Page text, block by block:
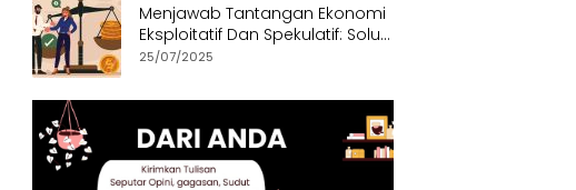
Menjawab Tantangan Ekonomi
Eksploitatif Dan Spekulatif: Solusi
Etis dan Berkeadilan
25/07/2025